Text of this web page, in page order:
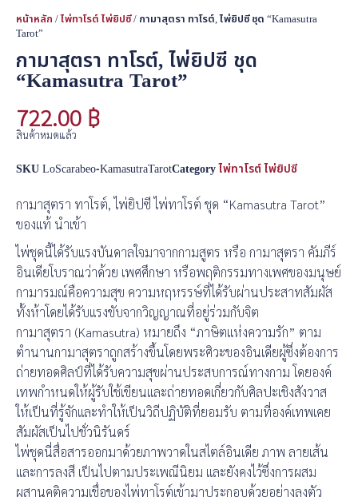
หน้าหลัก /ไพ่ทาโรต์ ไพ่ยิปซี/ กามาสุตรา ทาโรต์, ไพ่ยิปซี ชุด “Kamasutra
Tarot”
กามาสุตรา ทาโรต์, ไพ่ยิปซี ชุด
“Kamasutra Tarot”
722.00 ฿
สินค้าหมดแล้ว
SKULoScarabeo-KamasutraTarotCategoryไพ่ทาโรต์ ไพ่ยิปซี
กามาสุตรา ทาโรต์, ไพ่ยิปซี ไพ่ทาโรต์ ชุด “Kamasutra Tarot”
ของแท้ นำเข้า
ไพ่ชุดนี้ได้รับแรงบันดาลใจมาจากกามสูตร หรือ กามาสุตรา คัมภีร์
อินเดียโบราณว่าด้วย เพศศึกษา หรือพฤติกรรมทางเพศของมนุษย์
กามารมณ์คือความสุข ความหฤหรรษ์ที่ได้รับผ่านประสาทสัมผัส
ทั้งห้าโดยได้รับแรงขับจากวิญญาณที่อยู่ร่วมกับจิต
กามาสุตรา (Kamasutra) หมายถึง “ภาษิตแห่งความรัก” ตาม
ตำนานกามาสุตราถูกสร้างขึ้นโดยพระศิวะของอินเดียผู้ซึ่งต้องการ
ถ่ายทอดศิลป์ที่ได้รับความสุขผ่านประสบการณ์ทางกาม โดยองค์
เทพกำหนดให้ผู้รับใช้เขียนและถ่ายทอดเกี่ยวกับศิลปะเชิงสังวาส
ให้เป็นที่รู้จักและทำให้เป็นวิถีปฏิบัติที่ยอมรับ ตามที่องค์เทพเคย
สัมผัสเป็นไปชั่วนิรันดร์
ไพ่ชุดนี่สื่อสารออกมาด้วยภาพวาดในสไตล์อินเดีย ภาพ ลายเส้น
และการลงสี เป็นไปตามประเพณีนิยม และยังคงไว้ซึ่งการผสม
ผสานคติความเชื่อของไพ่ทาโรต์เข้ามาประกอบด้วยอย่างลงตัว